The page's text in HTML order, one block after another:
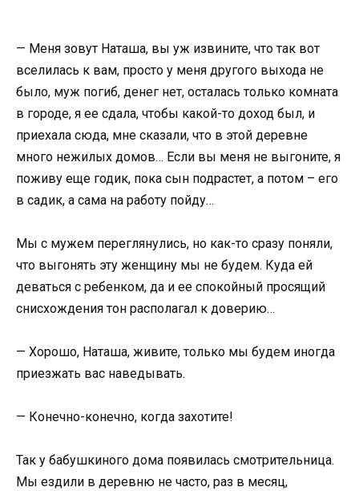
— Меня зовут Наташа, вы уж извините, что так вот
вселилась к вам, просто у меня другого выхода не
было, муж погиб, денег нет, осталась только комната
в городе, я ее сдала, чтобы какой-то доход был, и
приехала сюда, мне сказали, что в этой деревне
много нежилых домов… Если вы меня не выгоните, я
поживу еще годик, пока сын подрастет, а потом – его
в садик, а сама на работу пойду…
Мы с мужем переглянулись, но как-то сразу поняли,
что выгонять эту женщину мы не будем. Куда ей
деваться с ребенком, да и ее спокойный просящий
снисхождения тон располагал к доверию…
— Хорошо, Наташа, живите, только мы будем иногда
приезжать вас наведывать.
— Конечно-конечно, когда захотите!
Так у бабушкиного дома появилась смотрительница.
Мы ездили в деревню не часто, раз в месяц,